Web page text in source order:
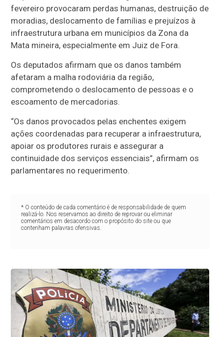
fevereiro provocaram perdas humanas, destruição de
moradias, deslocamento de famílias e prejuízos à
infraestrutura urbana em municípios da Zona da
Mata mineira, especialmente em Juiz de Fora.
Os deputados afirmam que os danos também
afetaram a malha rodoviária da região,
comprometendo o deslocamento de pessoas e o
escoamento de mercadorias.
“Os danos provocados pelas enchentes exigem
ações coordenadas para recuperar a infraestrutura,
apoiar os produtores rurais e assegurar a
continuidade dos serviços essenciais”, afirmam os
parlamentares no requerimento.
* O conteúdo de cada comentário é de responsabilidade de quem
realizá-lo. Nos reservamos ao direito de reprovar ou eliminar
comentários em desacordo com o propósito do site ou que
contenham palavras ofensivas.